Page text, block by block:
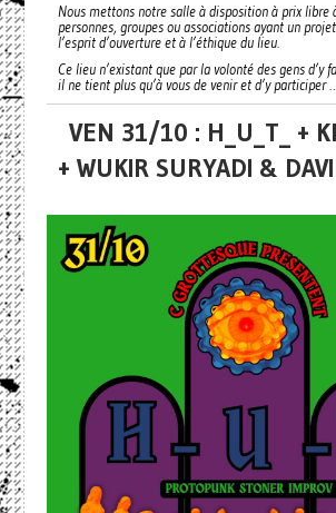
Nous mettons notre salle à disposition à prix libre
personnes, groupes ou associations ayant un
l’esprit d’ouverture et à l’éthique du lieu.
Ce lieu n’existant que par la volonté des gens d’y
il ne tient plus qu’à vous de venir et d’y participer …
VEN 31/10 : H_U_T_ +
+ WUKIR SURYADI &